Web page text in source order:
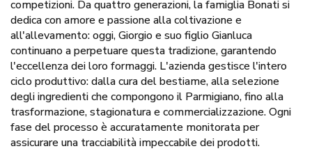
competizioni. Da quattro generazioni, la famiglia Bonati si
dedica con amore e passione alla coltivazione e
all'allevamento: oggi, Giorgio e suo figlio Gianluca
continuano a perpetuare questa tradizione, garantendo
l'eccellenza dei loro formaggi. L'azienda gestisce l'intero
ciclo produttivo: dalla cura del bestiame, alla selezione
degli ingredienti che compongono il Parmigiano, fino alla
trasformazione, stagionatura e commercializzazione. Ogni
fase del processo è accuratamente monitorata per
assicurare una tracciabilità impeccabile dei prodotti.